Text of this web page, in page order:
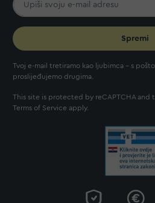
Spremi
Tvoj e-mail tretiramo kao ljubimca - s
proslijeđujemo drugima.
This site is protected by reCAPTCHA and
Terms of Service apply.